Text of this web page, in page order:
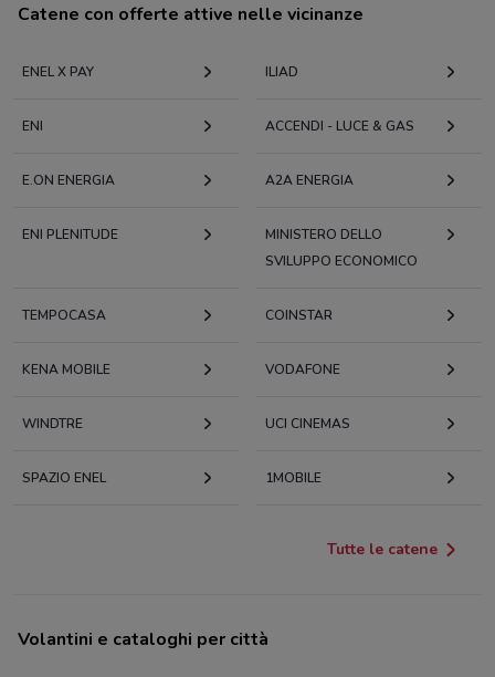
Catene con offerte attive nelle vicinanze
ENEL X PAY ILIAD
ENI ACCENDI - LUCE & GAS
E.ON ENERGIA A2A ENERGIA
ENI PLENITUDE
MINISTERO DELLO
SVILUPPO ECONOMICO
TEMPOCASA COINSTAR
KENA MOBILE VODAFONE
WINDTRE UCI CINEMAS
SPAZIO ENEL 1MOBILE
Tutte le catene
Volantini e cataloghi per città